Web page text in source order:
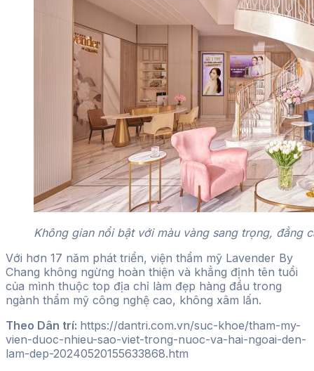
Không gian nổi bật với màu vàng sang trọng, đẳng
Với hơn 17 năm phát triển, viện thẩm mỹ Lavender By
Chang không ngừng hoàn thiện và khẳng định tên tuổi
của mình thuộc top địa chỉ làm đẹp hàng đầu trong
ngành thẩm mỹ công nghệ cao, không xâm lấn.
Theo Dân trí: https://dantri.com.vn/suc-khoe/tham-my-
vien-duoc-nhieu-sao-viet-trong-nuoc-va-hai-ngoai-den-
lam-dep-20240520155633868.htm